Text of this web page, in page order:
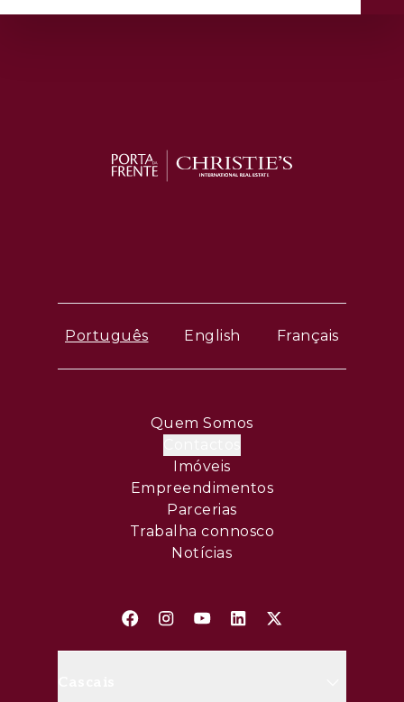
Português English Français
Quem Somos
Imóveis
Empreendimentos
Parcerias
Trabalha connosco
Notícias